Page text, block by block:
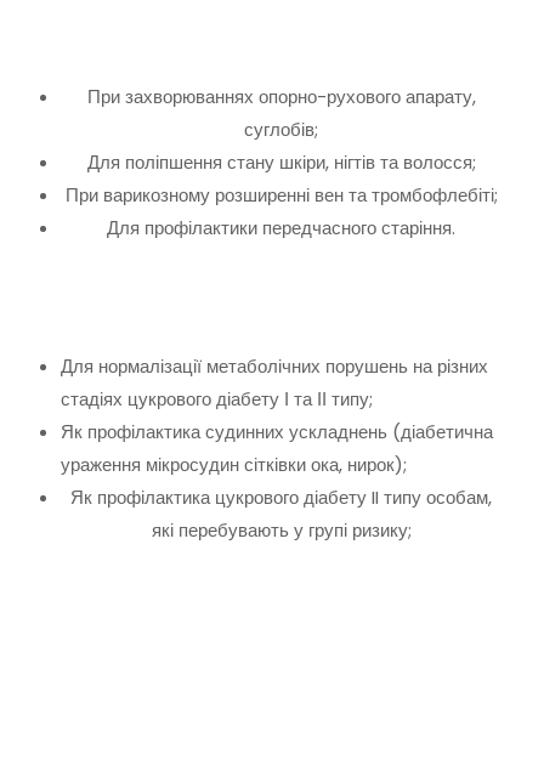
При захворюваннях опорно-рухового апарату,
суглобів;
Для поліпшення стану шкіри, нігтів та волосся;
При варикозному розширенні вен та тромбофлебіті;
Для профілактики передчасного старіння.
Для нормалізації метаболічних порушень на різних
стадіях цукрового діабету І та ІІ типу;
Як профілактика судинних ускладнень (діабетична
ураження мікросудин сітківки ока, нирок);
Як профілактика цукрового діабету II типу особам,
які перебувають у групі ризику;